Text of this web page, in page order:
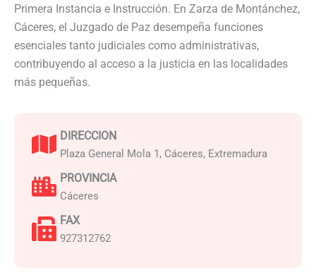
Primera Instancia e Instrucción. En Zarza de Montánchez,
Cáceres, el Juzgado de Paz desempeña funciones
esenciales tanto judiciales como administrativas,
contribuyendo al acceso a la justicia en las localidades
más pequeñas.
DIRECCION
Plaza General Mola 1, Cáceres, Extremadura
PROVINCIA
Cáceres
FAX
927312762